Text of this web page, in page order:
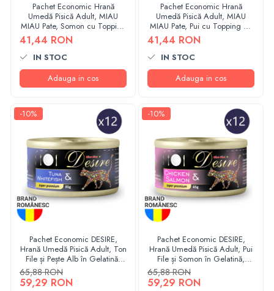
Pachet Economic Hrană
Umedă Pisică Adult, MIAU
MIAU Pate, Somon cu Topping
de Iaurt, 16x100g
41,44 RON
IN STOC
Adauga in cos
Pachet Economic Hrană
Umedă Pisică Adult, MIAU
MIAU Pate, Pui cu Topping de
Lapte, 16x100g
41,44 RON
IN STOC
Adauga in cos
-10%
Pachet Economic DESIRE,
Hrană Umedă Pisică Adult, Ton
File și Pește Alb în Gelatină,
12x85g
65,88 RON
59,29 RON
-10%
Pachet Economic DESIRE,
Hrană Umedă Pisică Adult, Pui
File și Somon în Gelatină,
12x85g
65,88 RON
59,29 RON